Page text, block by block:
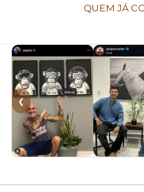
QUEM JÁ
❮